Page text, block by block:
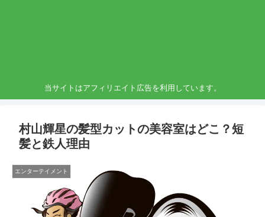
当サイトはアフィリエイト広告を利用しています。
村山輝星の髪型カットの美容室はどこ？短
髪と鉄人理由
エンターテイメント